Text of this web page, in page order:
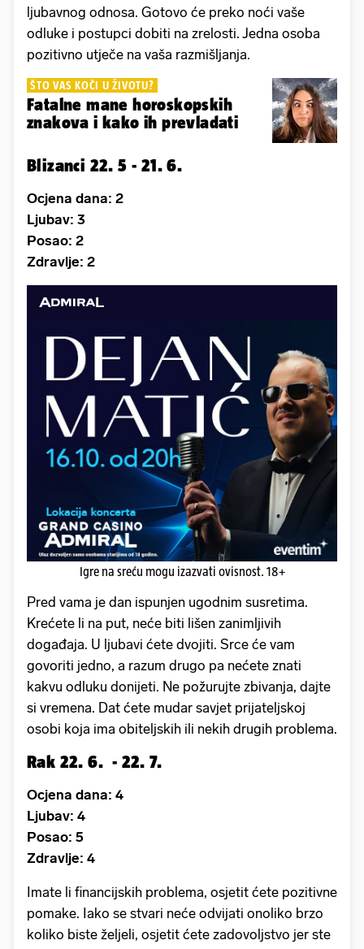
ljubavnog odnosa. Gotovo će preko noći vaše
odluke i postupci dobiti na zrelosti. Jedna osoba
pozitivno utječe na vaša razmišljanja.
ŠTO VAS KOČI U ŽIVOTU?
Fatalne mane horoskopskih
znakova i kako ih prevladati
Blizanci 22. 5 - 21. 6.
Ocjena dana: 2
Ljubav: 3
Posao: 2
Zdravlje: 2
Igre na sreću mogu izazvati ovisnost. 18+
Pred vama je dan ispunjen ugodnim susretima.
Krećete li na put, neće biti lišen zanimljivih
događaja. U ljubavi ćete dvojiti. Srce će vam
govoriti jedno, a razum drugo pa nećete znati
kakvu odluku donijeti. Ne požurujte zbivanja, dajte
si vremena. Dat ćete mudar savjet prijateljskoj
osobi koja ima obiteljskih ili nekih drugih problema.
Rak 22. 6. - 22. 7.
Ocjena dana: 4
Ljubav: 4
Posao: 5
Zdravlje: 4
Imate li financijskih problema, osjetit ćete pozitivne
pomake. Iako se stvari neće odvijati onoliko brzo
koliko biste željeli, osjetit ćete zadovoljstvo jer ste